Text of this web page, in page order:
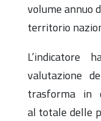
volume annuo
territorio
valutazione
trasforma in
al totale delle